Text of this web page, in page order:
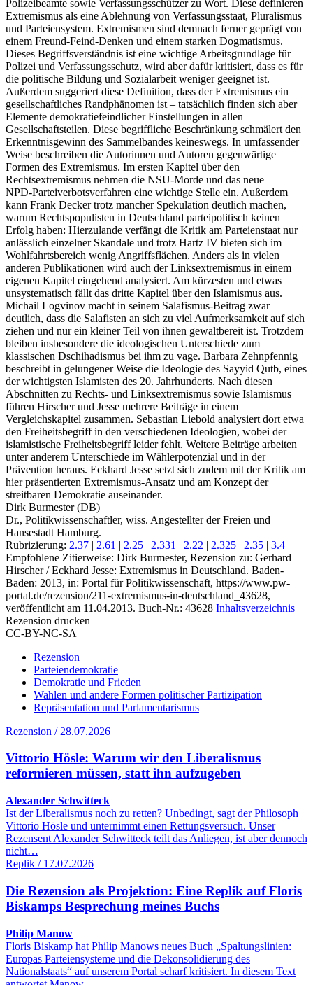
Polizeibeamte sowie Verfassungsschützer zu Wort. Diese definieren
Extremismus als eine Ablehnung von Verfassungsstaat, Pluralismus
und Parteiensystem. Extremismen sind demnach ferner geprägt von
einem Freund‑Feind‑Denken und einem starken Dogmatismus.
Dieses Begriffsverständnis ist eine wichtige Arbeitsgrundlage für
Polizei und Verfassungsschutz, wird aber dafür kritisiert, dass es für
die politische Bildung und Sozialarbeit weniger geeignet ist.
Außerdem suggeriert diese Definition, dass der Extremismus ein
gesellschaftliches Randphänomen ist – tatsächlich finden sich aber
Elemente demokratiefeindlicher Einstellungen in allen
Gesellschaftsteilen. Diese begriffliche Beschränkung schmälert den
Erkenntnisgewinn des Sammelbandes keineswegs. In umfassender
Weise beschreiben die Autorinnen und Autoren gegenwärtige
Formen des Extremismus. Im ersten Kapitel über den
Rechtsextremismus nehmen die NSU‑Morde und das neue
NPD‑Parteiverbotsverfahren eine wichtige Stelle ein. Außerdem
kann Frank Decker trotz mancher Spekulation deutlich machen,
warum Rechtspopulisten in Deutschland parteipolitisch keinen
Erfolg haben: Hierzulande verfängt die Kritik am Parteienstaat nur
anlässlich einzelner Skandale und trotz Hartz IV bieten sich im
Wohlfahrtsbereich wenig Angriffsflächen. Anders als in vielen
anderen Publikationen wird auch der Linksextremismus in einem
eigenen Kapitel eingehend analysiert. Am kürzesten und etwas
unsystematisch fällt das dritte Kapitel über den Islamismus aus.
Michail Logvinov macht in seinem Salafismus‑Beitrag zwar
deutlich, dass die Salafisten an sich zu viel Aufmerksamkeit auf sich
ziehen und nur ein kleiner Teil von ihnen gewaltbereit ist. Trotzdem
bleiben insbesondere die ideologischen Unterschiede zum
klassischen Dschihadismus bei ihm zu vage. Barbara Zehnpfennig
beschreibt in gelungener Weise die Ideologie des Sayyid Qutb, eines
der wichtigsten Islamisten des 20. Jahrhunderts. Nach diesen
Abschnitten zu Rechts‑ und Linksextremismus sowie Islamismus
führen Hirscher und Jesse mehrere Beiträge in einem
Vergleichskapitel zusammen. Sebastian Liebold analysiert dort etwa
den Freiheitsbegriff in den verschiedenen Ideologien, wobei der
islamistische Freiheitsbegriff leider fehlt. Weitere Beiträge arbeiten
unter anderem Unterschiede im Wählerpotenzial und in der
Prävention heraus. Eckhard Jesse setzt sich zudem mit der Kritik am
hier präsentierten Extremismus‑Ansatz und am Konzept der
streitbaren Demokratie auseinander.
Dirk Burmester (DB)
Dr., Politikwissenschaftler, wiss. Angestellter der Freien und
Hansestadt Hamburg.
Rubrizierung: 2.37 | 2.61 | 2.25 | 2.331 | 2.22 | 2.325 | 2.35 | 3.4
Empfohlene Zitierweise: Dirk Burmester, Rezension zu: Gerhard
Hirscher / Eckhard Jesse: Extremismus in Deutschland. Baden-
Baden: 2013, in: Portal für Politikwissenschaft, https://www.pw-
portal.de/rezension/211-extremismus-in-deutschland_43628,
veröffentlicht am 11.04.2013. Buch-Nr.: 43628 Inhaltsverzeichnis
Rezension drucken
CC-BY-NC-SA
Rezension
Parteiendemokratie
Demokratie und Frieden
Wahlen und andere Formen politischer Partizipation
Repräsentation und Parlamentarismus
Rezension / 28.07.2026
Vittorio Hösle: Warum wir den Liberalismus
reformieren müssen, statt ihn aufzugeben
Alexander Schwitteck
Ist der Liberalismus noch zu retten? Unbedingt, sagt der Philosoph
Vittorio Hösle und unternimmt einen Rettungsversuch. Unser
Rezensent Alexander Schwitteck teilt das Anliegen, ist aber dennoch
nicht…
Replik / 17.07.2026
Die Rezension als Projektion: Eine Replik auf Floris
Biskamps Besprechung meines Buchs
Philip Manow
Floris Biskamp hat Philip Manows neues Buch „Spaltungslinien:
Europas Parteiensysteme und die Dekonsolidierung des
Nationalstaats“ auf unserem Portal scharf kritisiert. In diesem Text